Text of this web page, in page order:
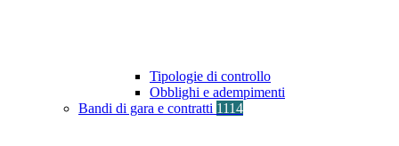
Tipologie di controllo
Obblighi e adempimenti
Bandi di gara e contratti 1114